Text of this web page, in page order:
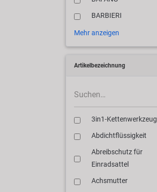
BARBIERI
Mehr anzeigen
Artikelbezeichnung
3in1-Kettenwerkzeug
Abdichtflüssigkeit
Abreibschutz für
Einradsattel
Achsmutter